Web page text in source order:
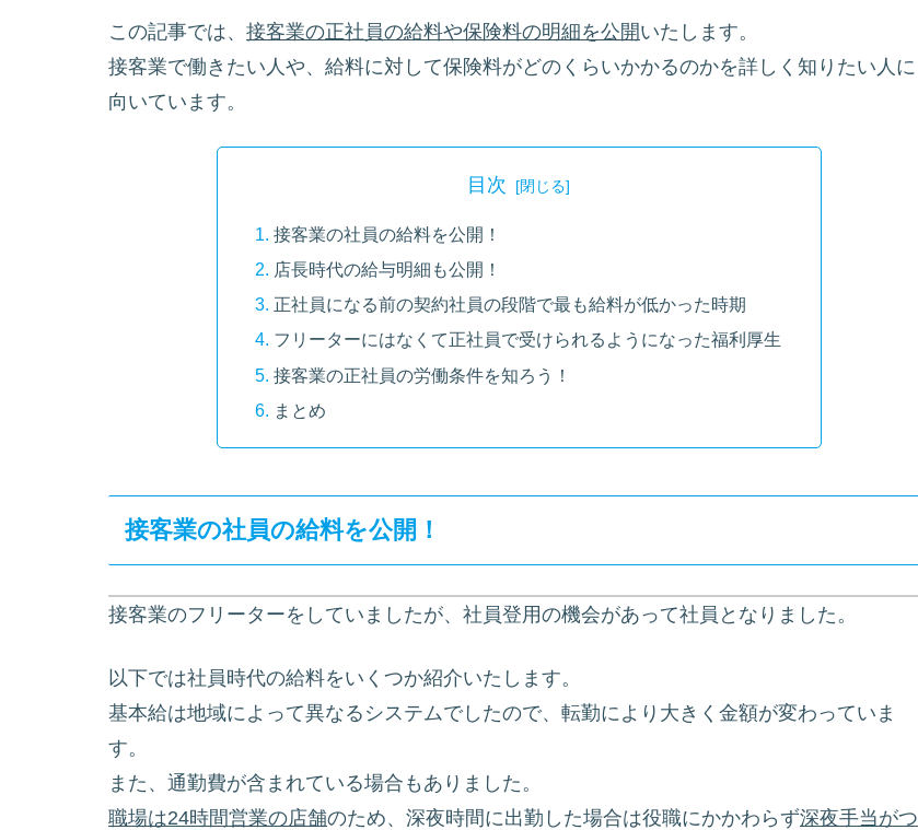
この記事では、 接客業の正社員の給料や保険料の明細を公開いたします。
接客業で働きたい人や、給料に対して保険料がどのくらいかかるのかを詳しく知りたい人に
向いています。
目次
接客業の社員の給料を公開！
店長時代の給与明細も公開！
正社員になる前の契約社員の段階で最も給料が低かった時期
フリーターにはなくて正社員で受けられるようになった福利厚生
接客業の正社員の労働条件を知ろう！
まとめ
接客業の社員の給料を公開！
接客業のフリーターをしていましたが、社員登用の機会があって社員となりました。
以下では社員時代の給料をいくつか紹介いたします。
基本給は地域によって異なるシステムでしたので、転勤により大きく金額が変わっていま
す。
また、通勤費が含まれている場合もありました。
職場は24時間営業の店舗のため、深夜時間に出勤した場合は役職にかかわらず深夜手当がつ